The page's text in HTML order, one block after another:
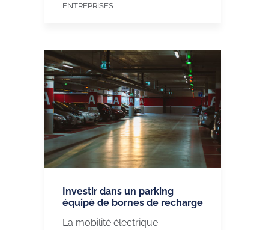
ENTREPRISES
Investir dans un parking
équipé de bornes de recharge
La mobilité électrique